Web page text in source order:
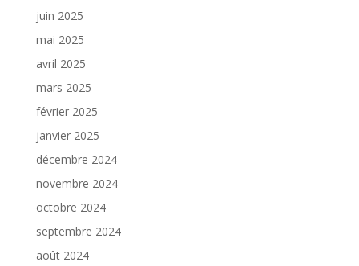
juin 2025
mai 2025
avril 2025
mars 2025
février 2025
janvier 2025
décembre 2024
novembre 2024
octobre 2024
septembre 2024
août 2024